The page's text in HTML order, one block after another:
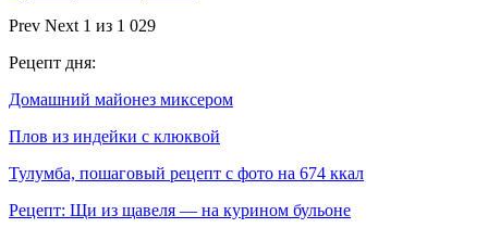
Prev Next 1 из 1 029
Рецепт дня:
Домашний майонез миксером
Плов из индейки с клюквой
Тулумба, пошаговый рецепт с фото на 674 ккал
Рецепт: Щи из щавеля — на курином бульоне